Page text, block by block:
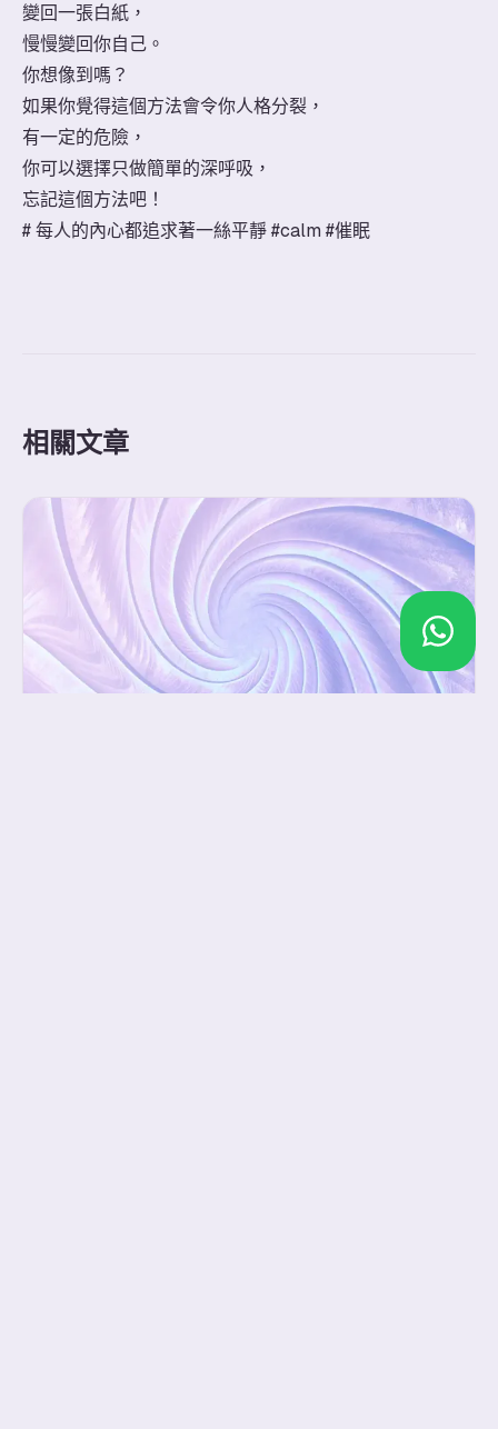
變回一張白紙，
慢慢變回你自己。
你想像到嗎？
如果你覺得這個方法會令你人格分裂，
有一定的危險，
你可以選擇只做簡單的深呼吸，
忘記這個方法吧！
# 每人的內心都追求著一絲平靜 #calm #催眠
相關文章